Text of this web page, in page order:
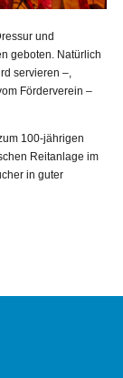
und
geboten. Natürlich
servieren –,
Förderverein –
100-jährigen
Reitanlage im
in guter